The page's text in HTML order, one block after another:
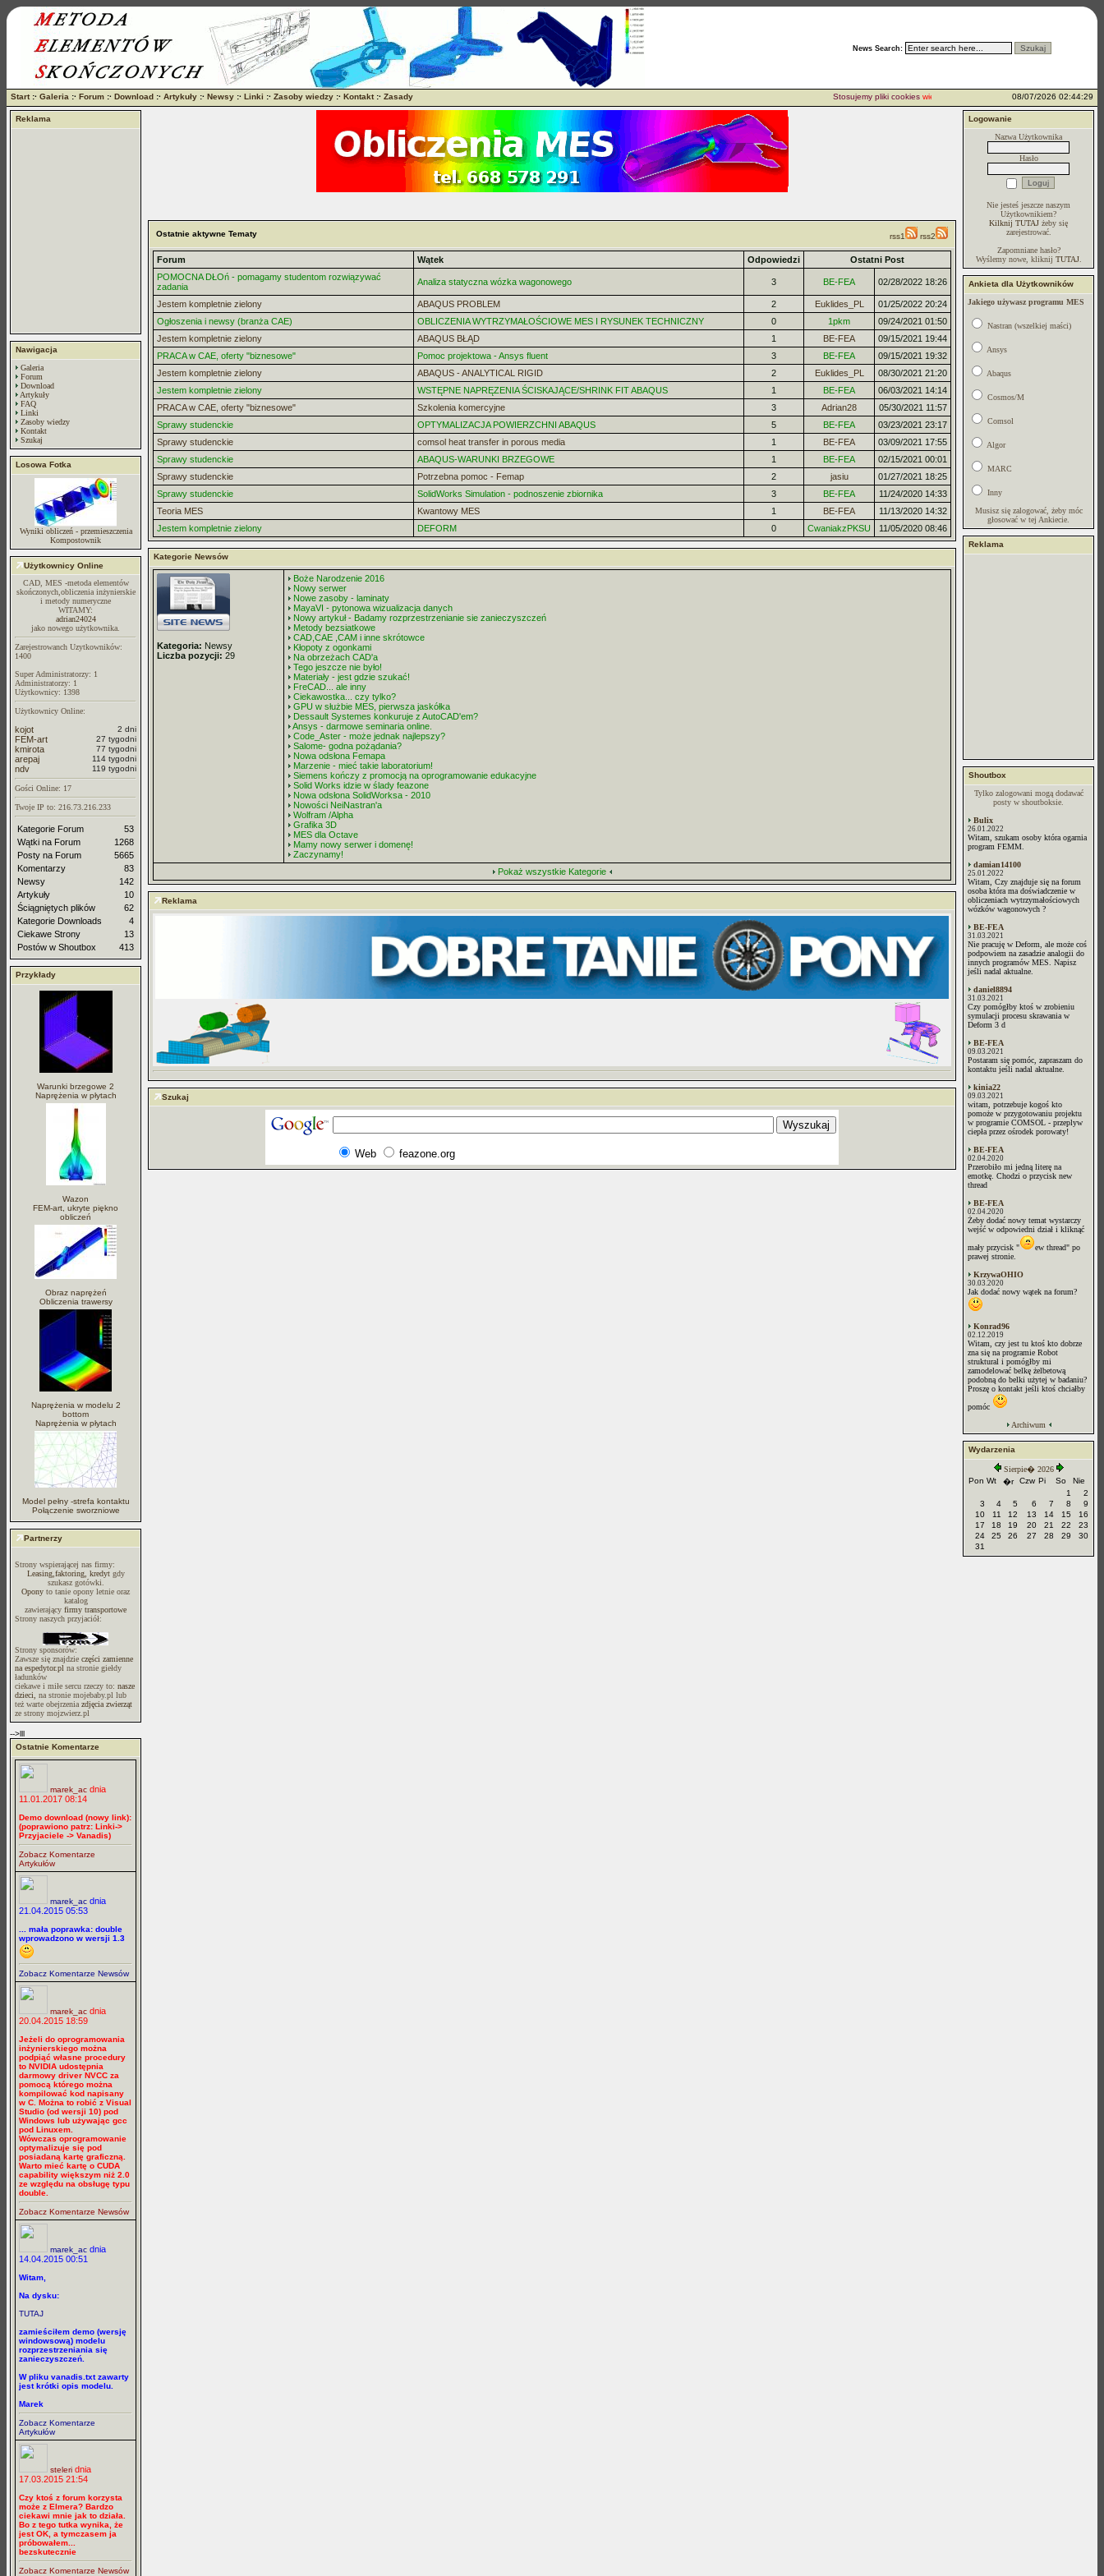
News Search:
Start:· Galeria :· Forum :· Download :· Artykuły :· Newsy :· Linki :· Zasoby wiedzy :· Kontakt:· Zasady Stosujemy pliki cookieswięcej... 08/07/2026 02:44:29
Reklama
Nawigacja
Galeria
Forum
Download
Artykuły
FAQ
Linki
Zasoby wiedzy
Kontakt
Szukaj
Losowa Fotka
Wyniki obliczeń - przemieszczenia
Kompostownik
Użytkownicy Online
CAD, MES -metoda elementów
skończonych,obliczenia inżynierskie
i metody numeryczne
WITAMY:
adrian24024
jako nowego użytkownika.
Zarejestrowanch Uzytkowników:
1400
Super Administratorzy: 1
Administratorzy: 1
Użytkownicy: 1398
Użytkownicy Online:
kojot 2 dni
FEM-art 27 tygodni
kmirota 77 tygodni
arepaj 114 tygodni
ndv 119 tygodni
Gości Online: 17
Twoje IP to: 216.73.216.233
Kategorie Forum
53
Wątki na Forum
1268
Posty na Forum
5665
Komentarzy
83
Newsy
142
Artykuły
10
Ściągniętych plików
62
Kategorie Downloads
4
Ciekawe Strony
13
Postów w Shoutbox
413
Przykłady
Warunki brzegowe 2
Naprężenia w płytach
Wazon
FEM-art, ukryte piękno
obliczeń
Obraz naprężeń
Obliczenia trawersy
Naprężenia w modelu 2
bottom
Naprężenia w płytach
Model pełny -strefa kontaktu
Połączenie sworzniowe
Partnerzy
Strony wspierającej nas firmy:
Leasing,faktoring, kredytgdy
szukasz gotówki.
Opony to tanie opony letnie oraz
katalog
zawierający firmy transportowe
Strony naszych przyjaciół:
Strony sponsorów:
Zawsze się znajdzie części zamienne
na espedytor.pl na stronie giełdy
ładunków
ciekawe i miłe sercu rzeczy to: nasze
dzieci,
na stronie mojebaby.pl lub
też warte obejrzenia zdjęcia zwierząt
ze strony mojzwierz.pl
-->lll
Ostatnie Komentarze
marek_ac dnia
11.01.2017 08:14
Demo download (nowy link):
(poprawiono patrz: Linki->
Przyjaciele -> Vanadis)
Zobacz Komentarze
Artykułów
marek_ac dnia
21.04.2015 05:53
... mała poprawka: double
wprowadzono w wersji 1.3
Zobacz Komentarze Newsów
marek_ac dnia
20.04.2015 18:59
Jeżeli do oprogramowania
inżynierskiego można
podpiąć własne procedury
to NVIDIA udostępnia
darmowy driver NVCC za
pomocą którego można
kompilować kod napisany
w C. Można to robić z Visual
Studio (od wersji 10) pod
Windows lub używając gcc
pod Linuxem.
Wówczas oprogramowanie
optymalizuje się pod
posiadaną kartę graficzną.
Warto mieć kartę o CUDA
capability większym niż 2.0
ze względu na obsługę typu
double.
Zobacz Komentarze Newsów
marek_ac dnia
14.04.2015 00:51
Witam,
Na dysku:
TUTAJ
zamieściłem demo (wersję
windowsową) modelu
rozprzestrzeniania się
zanieczyszczeń.
W pliku vanadis.txt zawarty
jest krótki opis modelu.
Marek
Zobacz Komentarze
Artykułów
steleri dnia
17.03.2015 21:54
Czy ktoś z forum korzysta
może z Elmera? Bardzo
ciekawi mnie jak to działa.
Bo z tego tutka wynika, że
jest OK, a tymczasem ja
próbowałem...
bezskutecznie
Zobacz Komentarze Newsów
Ostatnie aktywne Tematy rss1 rss2
Forum Wątek Odpowiedzi
Ostatni Post
POMOCNA DŁOń - pomagamy studentom rozwiązywać
zadania
Analiza statyczna wózka wagonowego 3 BE-FEA 02/28/2022 18:26
Jestem kompletnie zielony ABAQUS PROBLEM 2 Euklides_PL
01/25/2022 20:24
Ogłoszenia i newsy (branża CAE)
OBLICZENIA WYTRZYMAŁOŚCIOWE MES I RYSUNEK TECHNICZNY 0 1pkm
09/24/2021 01:50
Jestem kompletnie zielony
ABAQUS BŁĄD 1 BE-FEA
09/15/2021 19:44
PRACA w CAE, oferty "biznesowe"
Pomoc projektowa - Ansys fluent 3 BE-FEA
09/15/2021 19:32
Jestem kompletnie zielony
ABAQUS - ANALYTICAL RIGID 2 Euklides_PL
08/30/2021 21:20
Jestem kompletnie zielony
WSTĘPNE NAPRĘZENIA ŚCISKAJĄCE/SHRINK FIT ABAQUS 1 BE-FEA
06/03/2021 14:14
PRACA w CAE, oferty "biznesowe"
Szkolenia komercyjne 3 Adrian28
05/30/2021 11:57
Sprawy studenckie
OPTYMALIZACJA POWIERZCHNI ABAQUS 5 BE-FEA
03/23/2021 23:17
Sprawy studenckie
comsol heat transfer in porous media 1 BE-FEA
03/09/2021 17:55
Sprawy studenckie
ABAQUS-WARUNKI BRZEGOWE 1 BE-FEA
02/15/2021 00:01
Sprawy studenckie
Potrzebna pomoc - Femap 2 jasiu
01/27/2021 18:25
Sprawy studenckie
SolidWorks Simulation - podnoszenie zbiornika 3 BE-FEA
11/24/2020 14:33
Teoria MES
Kwantowy MES 1 BE-FEA
11/13/2020 14:32
Jestem kompletnie zielony
DEFORM 0 CwaniakzPKSU 11/05/2020 08:46
Kategorie Newsów
Kategoria: Newsy
Liczba pozycji: 29
Boże Narodzenie 2016
Nowy serwer
Nowe zasoby - laminaty
MayaVI - pytonowa wizualizacja danych
Nowy artykuł - Badamy rozprzestrzenianie sie zanieczyszczeń
Metody bezsiatkowe
CAD,CAE ,CAM i inne skrótowce
Kłopoty z ogonkami
Na obrzeżach CAD'a
Tego jeszcze nie było!
Materiały - jest gdzie szukać!
FreCAD... ale inny
Ciekawostka... czy tylko?
GPU w służbie MES, pierwsza jaskółka
Dessault Systemes konkuruje z AutoCAD'em?
Ansys - darmowe seminaria online.
Code_Aster - może jednak najlepszy?
Salome- godna pożądania?
Nowa odsłona Femapa
Marzenie - mieć takie laboratorium!
Siemens kończy z promocją na oprogramowanie edukacyjne
Solid Works idzie w ślady feazone
Nowa odsłona SolidWorksa - 2010
Nowości NeiNastran'a
Wolfram /Alpha
Grafika 3D
MES dla Octave
Mamy nowy serwer i domenę!
Zaczynamy!
Pokaż wszystkie Kategorie
Reklama
Szukaj
Web feazone.org
Logowanie
Nazwa Użytkownika
Hasło
Nie jesteś jeszcze naszym
Użytkownikiem?
Kilknij TUTAJ żeby się
zarejestrować.
Zapomniane hasło?
Wyślemy nowe, kliknij TUTAJ.
Ankieta dla Użytkowników
Jakiego używasz programu MES
Nastran (wszelkiej maści)
Ansys
Abaqus
Cosmos/M
Comsol
Algor
MARC
Inny
Musisz się zalogować, żeby móc
głosować w tej Ankiecie.
Reklama
Shoutbox
Tylko zalogowani mogą dodawać
posty w shoutboksie.
Bulix
26.01.2022
Witam, szukam osoby która ogarnia
program FEMM.
damian14100
25.01.2022
Witam, Czy znajduje się na forum
osoba która ma doświadczenie w
obliczeniach wytrzymałościowych
wózków wagonowych ?
BE-FEA
31.03.2021
Nie pracuję w Deform, ale może coś
podpowiem na zasadzie analogii do
innych programów MES. Napisz
jeśli nadal aktualne.
daniel8894
31.03.2021
Czy pomógłby ktoś w zrobieniu
symulacji procesu skrawania w
Deform 3 d
BE-FEA
09.03.2021
Postaram się pomóc, zapraszam do
kontaktu jeśli nadal aktualne.
kinia22
09.03.2021
witam, potrzebuje kogoś kto
pomoże w przygotowaniu projektu
w programie COMSOL - przeplyw
ciepła przez ośrodek porowaty!
BE-FEA
02.04.2020
Przerobiło mi jedną literę na
emotkę. Chodzi o przycisk new
thread
BE-FEA
02.04.2020
Żeby dodać nowy temat wystarczy
wejść w odpowiedni dział i kliknąć
mały przycisk "
ew thread" po
prawej stronie.
KrzywaOHIO
30.03.2020
Jak dodać nowy wątek na forum?
Konrad96
02.12.2019
Witam, czy jest tu ktoś kto dobrze
zna się na programie Robot
struktural i pomógłby mi
zamodelować belkę żelbetową
podobną do belki użytej w badaniu?
Proszę o kontakt jeśli ktoś chciałby
pomóc
Archiwum
Wydarzenia
Sierpie� 2026
Pon Wt �r Czw Pi So
Nie
1
2
3
4 5 6 7 8
9
10
11 12 13 14 15
16
17
18 19 20 21 22
23
24
25 26 27 28 29
30
31